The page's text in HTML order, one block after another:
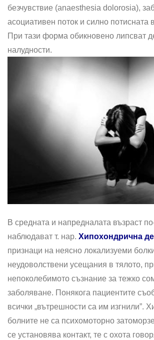
безчувствие (anaesthesia dolorosia),
асоциативен поток и силно потисната
При тази форма обикновено липсват
налудности.
В средната и напредналата възраст
наблюдават т. нар. Хипохондрична
признаци на неясно локализуеми
неудоволствени усещания в тялото,
непоколебимото съзнание за тежко
заболяване. Понякога пациентите
всички „вътрешности са им изгнили”.
болните не са психомоторно
се установява контакт, те с охота